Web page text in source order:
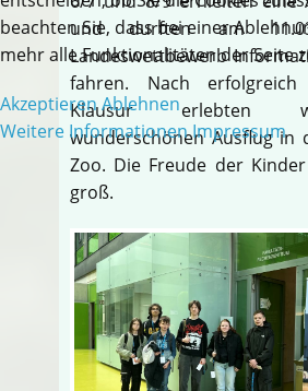
und durften am
Landeswettbewerb
fahren. Nach erfolgreich
Klausur erlebten
wunderschönen Ausflug in
Zoo. Die Freude der
groß.
beachten Sie, dass bei einer
mehr alle Funktionalitäten der Seite
AkzeptierenAblehnen
Weitere Informationen Impressum